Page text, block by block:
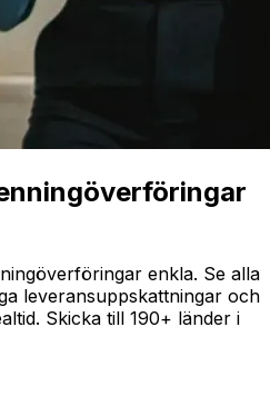
enkla. Se alla
leveransuppskattningar och
Skicka till 190+ länder i